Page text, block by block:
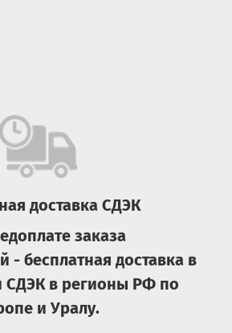
доставка СДЭК
заказа
- бесплатная доставка в
СДЭК в регионы РФ по
и Уралу.